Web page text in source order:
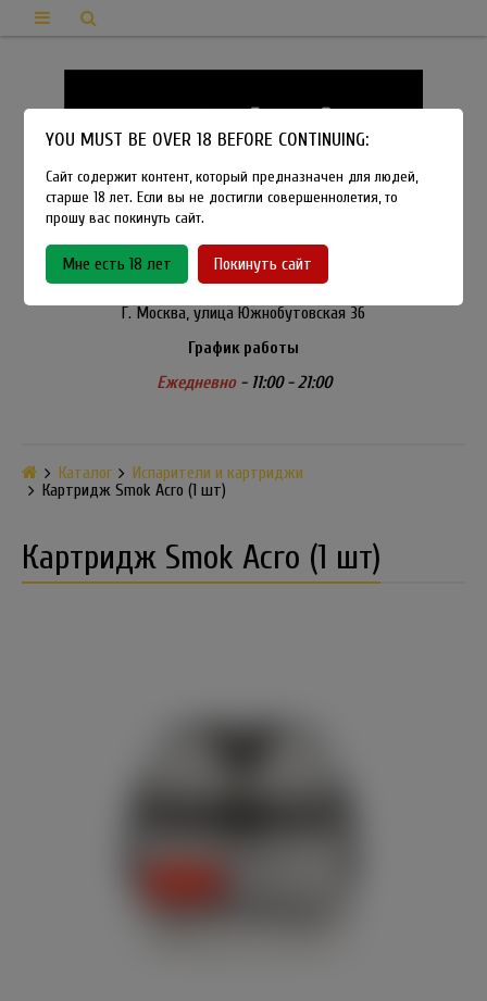
8-915-450-21-92
Розничный магазин Method Vapeshop
Г. Москва, улица Южнобутовская 36
График работы
Ежедневно- 11:00 - 21:00
Каталог
Испарители и картриджи
Картридж Smok Acro (1 шт)
Картридж Smok Acro (1 шт)
YOU MUST BE OVER 18 BEFORE CONTINUING:
Сайт содержит контент, который предназначен для людей,
старше 18 лет. Если вы не достигли совершеннолетия, то
прошу вас покинуть сайт.
Мне есть 18 лет Покинуть сайт